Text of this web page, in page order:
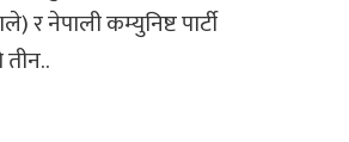
र नेपाली कम्युनिष्ट पार्टी